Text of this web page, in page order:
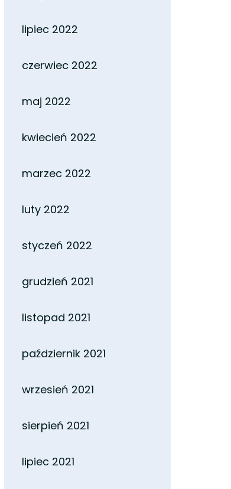
lipiec 2022
czerwiec 2022
maj 2022
kwiecień 2022
marzec 2022
luty 2022
styczeń 2022
grudzień 2021
listopad 2021
październik 2021
wrzesień 2021
sierpień 2021
lipiec 2021